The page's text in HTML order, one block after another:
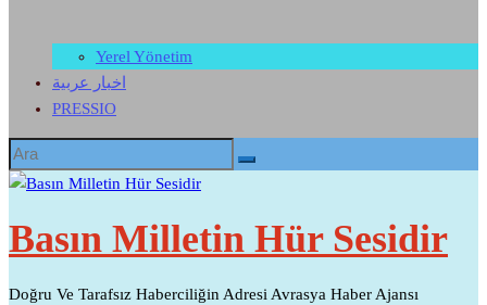
Yerel Yönetim
اخبار عربية
PRESSIO
Basın Milletin Hür Sesidir
Doğru Ve Tarafsız Haberciliğin Adresi Avrasya Haber Ajansı